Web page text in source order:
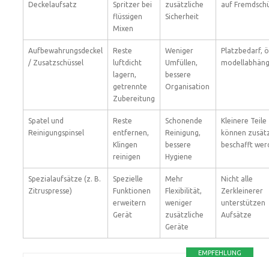
Deckelaufsatz
Spritzer bei
flüssigen
Mixen
zusätzliche
Sicherheit
auf
Aufbewahrungsdeckel
/ Zusatzschüssel
Reste
luftdicht
lagern,
getrennte
Zubereitung
Weniger
Umfüllen,
bessere
Organisation
Platzbedarf,
Spatel und
Reinigungspinsel
Reste
entfernen,
Klingen
reinigen
Schonende
Reinigung,
bessere
Hygiene
Kleinere Teile
können
beschafft
Spezialaufsätze (z. B.
Zitruspresse)
Spezielle
Funktionen
erweitern
Gerät
Mehr
Flexibilität,
weniger
zusätzliche
Geräte
Nicht alle
Zerkleinerer
unterstützen
Aufsätze
EMPFEHLUNG